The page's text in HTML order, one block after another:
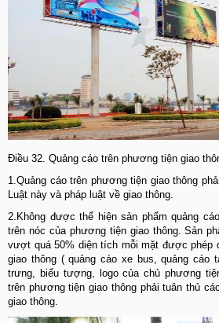
Điều 32. Quảng cáo trên phương tiện giao
1.Quảng cáo trên phương tiện giao thông
Luật này và pháp luật về giao thông.
2.Không được thể hiện sản phẩm quảng
trên nóc của phương tiện giao thông. Sản
vượt quá 50% diện tích mỗi mặt được phép
giao thông ( quảng cáo xe bus, quảng cáo
trưng, biểu tượng, logo của chủ phương
trên phương tiện giao thông phải tuân thủ
giao thông.